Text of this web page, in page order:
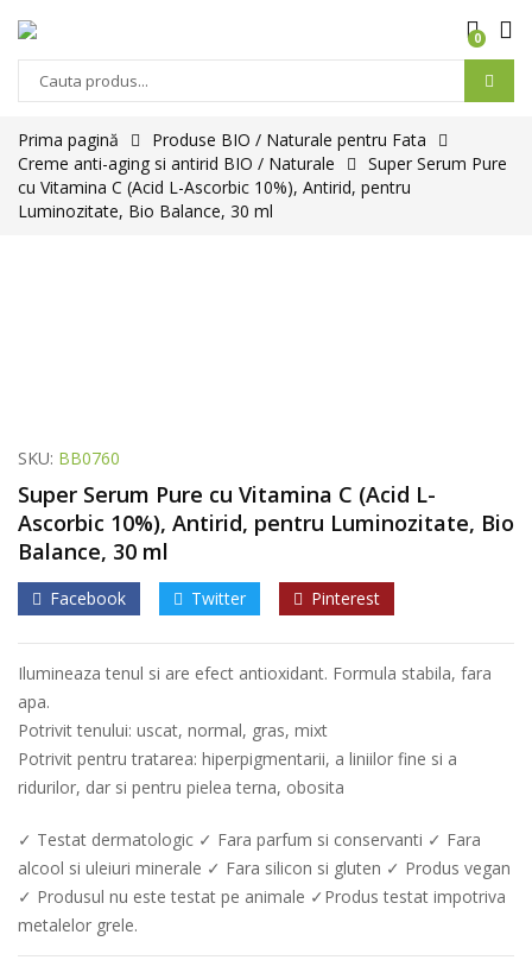
0
Products
Prima pagină
Produse BIO / Naturale pentru Fata
Creme anti-aging si antirid BIO / Naturale
Super Serum Pure
cu Vitamina C (Acid L-Ascorbic 10%), Antirid, pentru
Luminozitate, Bio Balance, 30 ml
SKU: BB0760
Super Serum Pure cu Vitamina C (Acid L-
Ascorbic 10%), Antirid, pentru Luminozitate, Bio
Balance, 30 ml
Facebook Twitter Pinterest
Ilumineaza tenul si are efect antioxidant. Formula stabila, fara
apa.
Potrivit tenului: uscat, normal, gras, mixt
Potrivit pentru tratarea: hiperpigmentarii, a liniilor fine si a
ridurilor, dar si pentru pielea terna, obosita
✓ Testat dermatologic ✓ Fara parfum si conservanti ✓ Fara
alcool si uleiuri minerale ✓ Fara silicon si gluten ✓ Produs vegan
✓ Produsul nu este testat pe animale ✓Produs testat impotriva
metalelor grele.